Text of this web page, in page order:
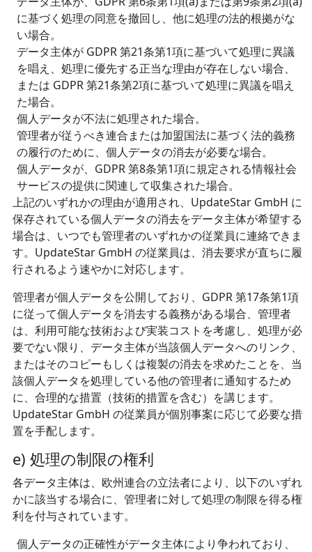
に基づく処理の同意を撤回し、他に処理の法的根拠がな
い場合。
データ主体が GDPR 第21条第1項に基づいて処理に異議
を唱え、処理に優先する正当な理由が存在しない場合、
または GDPR 第21条第2項に基づいて処理に異議を唱え
た場合。
個人データが不法に処理された場合。
管理者が従うべき連合または加盟国法に基づく法的義務
の履行のために、個人データの消去が必要な場合。
個人データが、GDPR 第8条第1項に規定される情報社会
サービスの提供に関連して収集された場合。
上記のいずれかの理由が適用され、UpdateStar GmbH に
保存されている個人データの消去をデータ主体が希望する
場合は、いつでも管理者のいずれかの従業員に連絡できま
す。UpdateStar GmbH の従業員は、消去要求が直ちに履
行されるよう速やかに対応します。
管理者が個人データを公開しており、GDPR 第17条第1項
に従って個人データを消去する義務がある場合、管理者
は、利用可能な技術および実装コストを考慮し、処理が必
要でない限り、データ主体が当該個人データへのリンク、
またはそのコピーもしくは複製の消去を求めたことを、当
該個人データを処理している他の管理者に通知するため
に、合理的な措置（技術的措置を含む）を講じます。
UpdateStar GmbH の従業員が個別事案に応じて必要な措
置を手配します。
e) 処理の制限の権利
各データ主体は、欧州連合の立法者により、以下のいずれ
かに該当する場合に、管理者に対して処理の制限を得る権
利を付与されています。
個人データの正確性がデータ主体により争われており、